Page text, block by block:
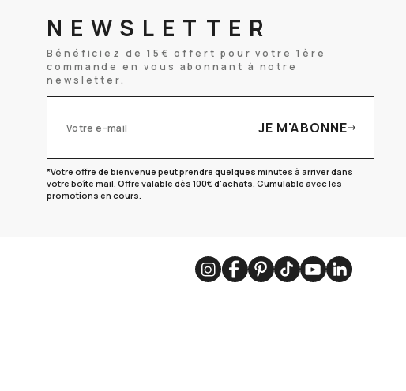
NEWSLETTER
Bénéficiez de 15€ offert pour votre 1ère
commande en vous abonnant à notre
newsletter.
Votre e-mail JE M'ABONNE
*Votre offre de bienvenue peut prendre quelques minutes à arriver dans
votre boîte mail. Offre valable dès 100€ d'achats. Cumulable avec les
promotions en cours.